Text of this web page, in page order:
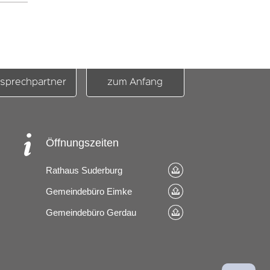
zum Anfang
Öffnungszeiten
Rathaus Suderburg
Gemeindebüro Eimke
Gemeindebüro Gerdau